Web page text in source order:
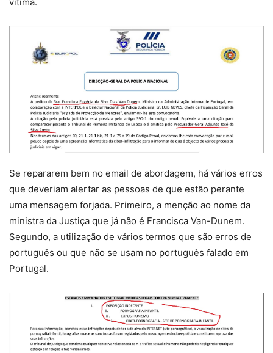
vítima.
Se repararem bem no email de abordagem, há vários erros
que deveriam alertar as pessoas de que estão perante
uma mensagem forjada. Primeiro, a menção ao nome da
ministra da Justiça que já não é Francisca Van-Dunem.
Segundo, a utilização de vários termos que são erros de
português ou que não se usam no português falado em
Portugal.